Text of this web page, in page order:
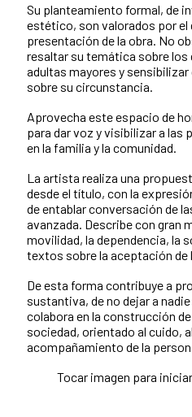
Su planteamiento formal, de
estético, son valorados por el
presentación de la obra. No
resaltar su temática sobre los
adultas mayores y
sobre su circunstancia.
Aprovecha este espacio de
para dar voz y visibilizar a las
en la familia y la comunidad.
La artista realiza una
desde el título, con la
de entablar conversación de
avanzada. Describe con gran
movilidad, la dependencia, la
textos sobre la aceptación de
De esta forma contribuye a
sustantiva, de no dejar a
colabora en la construcción
sociedad, orientado al cuido,
acompañamiento de la
Tocar imagen para